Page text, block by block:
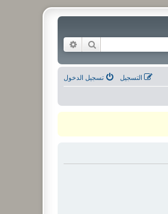
بحث
تسجيل الدخول التسجيل